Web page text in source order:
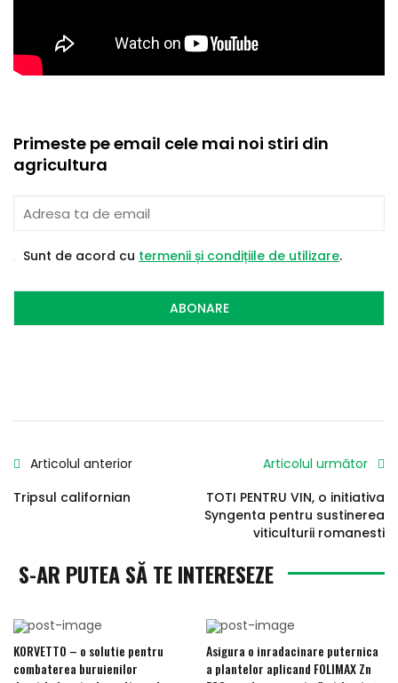
Primeste pe email cele mai noi stiri din
agricultura
Sunt de acord cu termenii și condițiile de utilizare.
ABONARE
Articolul anterior
Tripsul californian
Articolul următor
TOTI PENTRU VIN, o initiativa
Syngenta pentru sustinerea
viticulturii romanesti
S-AR PUTEA SĂ TE INTERESEZE
KORVETTO – o solutie pentru
combaterea buruienilor
Asigura o inradacinare puternica
a plantelor aplicand FOLIMAX Zn